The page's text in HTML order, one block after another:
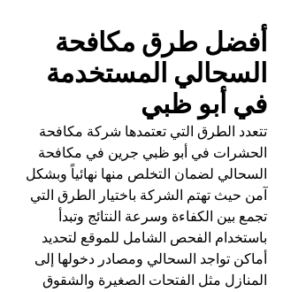
أفضل طرق مكافحة
السحالي المستخدمة
في أبو ظبي
تتعدد الطرق التي تعتمدها شركة مكافحة
الحشرات في أبو ظبي جرين في مكافحة
السحالي لضمان التخلص منها نهائياً وبشكل
آمن حيث تهتم الشركة باختيار الطرق التي
تجمع بين الكفاءة وسرعة النتائج وتبدأ
باستخدام الفحص الشامل للموقع لتحديد
أماكن تواجد السحالي ومصادر دخولها إلى
المنازل مثل الفتحات الصغيرة والشقوق